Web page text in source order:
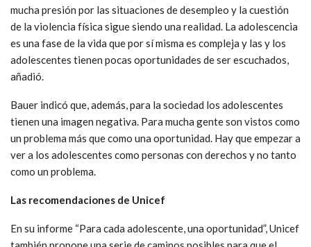
mucha presión por las situaciones de desempleo y la cuestión
de la violencia física sigue siendo una realidad. La adolescencia
es una fase de la vida que por sí misma es compleja y las y los
adolescentes tienen pocas oportunidades de ser escuchados,
añadió.
Bauer indicó que, además, para la sociedad los adolescentes
tienen una imagen negativa. Para mucha gente son vistos como
un problema más que como una oportunidad. Hay que empezar a
ver a los adolescentes como personas con derechos y no tanto
como un problema.
Las recomendaciones de Unicef
En su informe “Para cada adolescente, una oportunidad”, Unicef